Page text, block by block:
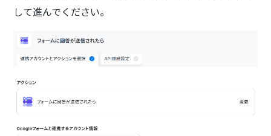
して進んでください。